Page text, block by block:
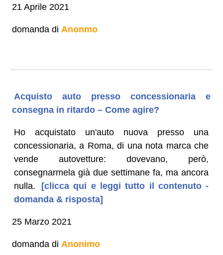
21 Aprile 2021
domanda di Anonmo
Acquisto auto presso concessionaria e
consegna in ritardo – Come agire?
Ho acquistato un'auto nuova presso una
concessionaria, a Roma, di una nota marca che
vende autovetture: dovevano, però,
consegnarmela già due settimane fa, ma ancora
nulla.
[clicca qui e leggi tutto il contenuto -
domanda & risposta]
25 Marzo 2021
domanda di Anonimo